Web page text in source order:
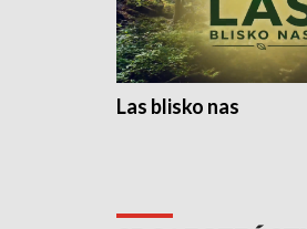
Las blisko nas